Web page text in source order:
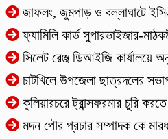
​জাফলং, জুমপাড় ও বল্লাঘাটে
ফ্যামিলি কার্ড সুপারভাইজার-
‎সিলেট রেঞ্জ ডিআইজি কার্যালয়ে
চাটখিলে উপজেলা ছাত্রদলের
কুলিয়ারচরে ট্রান্সফরমার চুরি
মদন পৌর প্রচার সম্পাদক কে